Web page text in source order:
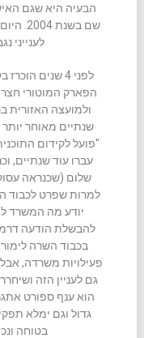
הבעיה היא שגם
לענייני
לפני 4 שנים
הפארק המוטורי
ולמועצה האזורית
שנתיים מאוחר
"פועל לקידום
עברו עוד שנתיים,
שלום (שכנראה
למרות שפרט לכבוד
יודע מה המשרד
להבשלת הודעה
בכבוד השרה
פעילויות משרדה,
גם לעניין הזה
הוא ענף ספורט
גדול וגם ימלא
בטוחה